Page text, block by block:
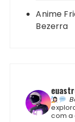
Anime
Bezerra
com a